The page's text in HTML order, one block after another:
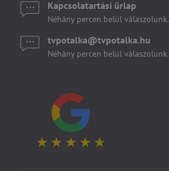
Kapcsolatartási űrlap
Néhány percen belül válaszolunk.
tvpotalka​@tvpotalka​.hu
Néhány percen belül válaszolunk.